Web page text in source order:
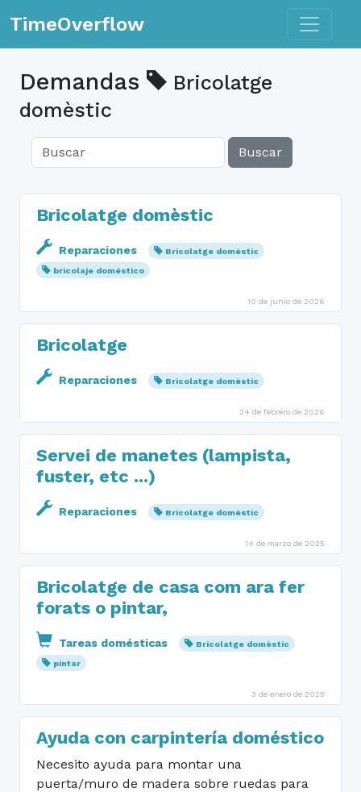
TimeOverflow Toggle
Demandas
Bricolatge
domèstic
Buscar
Bricolatge domèstic
Reparaciones
Bricolatge domèstic
bricolaje doméstico
10 de junio de 2026
Bricolatge
Reparaciones Bricolatge domèstic
24 de febrero de 2026
Servei de manetes (lampista,
fuster, etc ...)
Reparaciones Bricolatge domèstic
14 de marzo de 2025
Bricolatge de casa com ara fer
forats o pintar,
Tareas domésticas
Bricolatge domèstic
pintar
3 de enero de 2025
Ayuda con carpintería doméstico
Necesito ayuda para montar una
puerta/muro de madera sobre ruedas para